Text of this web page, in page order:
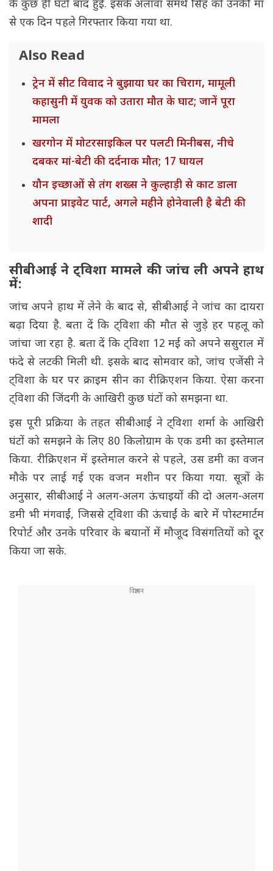
के कुछ ही घंटों बाद हुई. इसके अलावा समर्थ सिंह को उनकी मां
से एक दिन पहले गिरफ्तार किया गया था.
Also Read
ट्रेन में सीट विवाद ने बुझाया घर का चिराग, मामूली
कहासुनी में युवक को उतारा मौत के घाट; जानें पूरा
मामला
खरगोन में मोटरसाइकिल पर पलटी मिनीबस, नीचे
दबकर मां-बेटी की दर्दनाक मौत; 17 घायल
यौन इच्छाओं से तंग शख्स ने कुल्हाड़ी से काट डाला
अपना प्राइवेट पार्ट, अगले महीने होनेवाली है बेटी की
शादी
सीबीआई ने ट्विशा मामले की जांच ली अपने हाथ
में:
जांच अपने हाथ में लेने के बाद से, सीबीआई ने जांच का दायरा
बढ़ा दिया है. बता दें कि ट्विशा की मौत से जुड़े हर पहलू को
जांचा जा रहा है. बता दें कि ट्विशा 12 मई को अपने ससुराल में
फंदे से लटकी मिली थी. इसके बाद सोमवार को, जांच एजेंसी ने
ट्विशा के घर पर क्राइम सीन का रीक्रिएशन किया. ऐसा करना
ट्विशा की जिंदगी के आखिरी कुछ घंटों को समझना था.
इस पूरी प्रक्रिया के तहत सीबीआई ने ट्विशा शर्मा के आखिरी
घंटों को समझने के लिए 80 किलोग्राम के एक डमी का इस्तेमाल
किया. रीक्रिएशन में इस्तेमाल करने से पहले, उस डमी का वजन
मौके पर लाई गई एक वजन मशीन पर किया गया. सूत्रों के
अनुसार, सीबीआई ने अलग-अलग ऊंचाइयों की दो अलग-अलग
डमी भी मंगवाईं, जिससे ट्विशा की ऊंचाईं के बारे में पोस्टमार्टम
रिपोर्ट और उनके परिवार के बयानों में मौजूद विसंगतियों को दूर
किया जा सके.